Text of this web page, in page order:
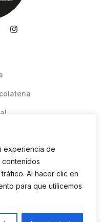
experiencia de
contenidos
Al hacer clic en
para que utilicemos
Glovo